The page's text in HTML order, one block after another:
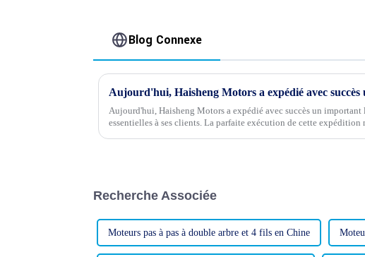
Blog Connexe
Aujourd'hui, Haisheng Motors a expédié avec succès un important
essentielles à ses clients. La parfaite exécution de cette expédition
Recherche Associée
Moteurs pas à pas à double arbre et 4 fils en Chine